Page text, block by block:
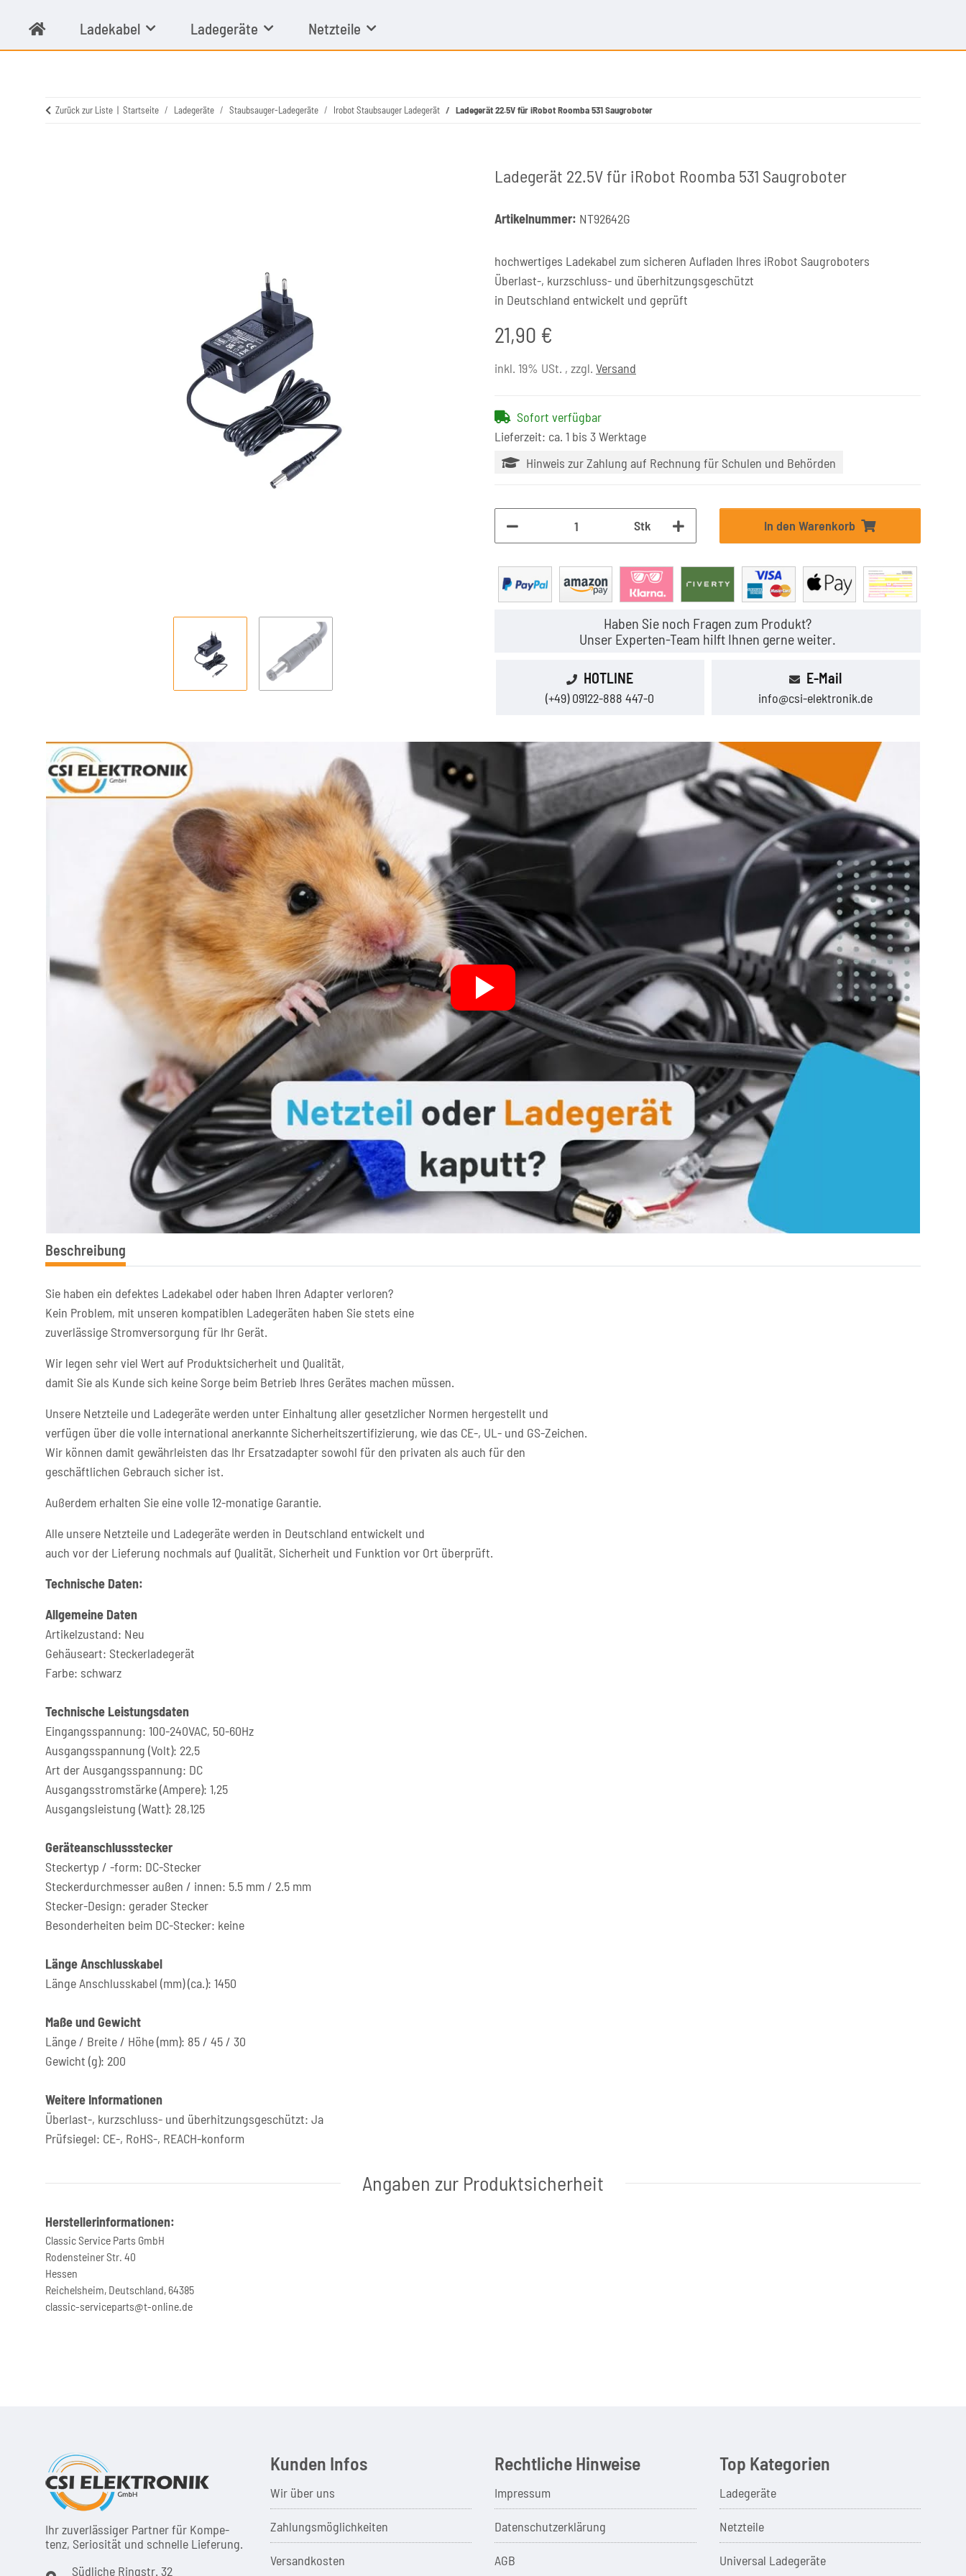
Ladekabel Ladegeräte Netzteile
Zurück zur Liste Startseite Ladegeräte Staubsauger-Ladegeräte Irobot Staubsauger Ladegerät Ladegerät 22.5V für iRobot Roomba 531 Saugroboter
Ladegerät 22.5V für iRobot Roomba 531 Saugroboter
Artikelnummer: NT92642G
hochwertiges Ladekabel zum sicheren Aufladen Ihres iRobot Saugroboters
Überlast-, kurzschluss- und überhitzungsgeschützt
in Deutschland entwickelt und geprüft
21,90 €
inkl. 19% USt. , zzgl. Versand
Sofort verfügbar
Lieferzeit: ca. 1 bis 3 Werktage
Hinweis zur Zahlung auf Rechnung für Schulen und Behörden
Stk In den Warenkorb
Haben Sie noch Fragen zum Produkt?
Unser Experten-Team hilft Ihnen gerne weiter.
HOTLINE
(+49) 09122-888 447-0
E-Mail
info@csi-elektronik.de
Beschreibung
Sie haben ein defektes Ladekabel oder haben Ihren Adapter verloren?
Kein Problem, mit unseren kompatiblen Ladegeräten haben Sie stets eine
zuverlässige Stromversorgung für Ihr Gerät.
Wir legen sehr viel Wert auf Produktsicherheit und Qualität,
damit Sie als Kunde sich keine Sorge beim Betrieb Ihres Gerätes machen müssen.
Unsere Netzteile und Ladegeräte werden unter Einhaltung aller gesetzlicher Normen hergestellt und
verfügen über die volle international anerkannte Sicherheitszertifizierung, wie das CE-, UL- und GS-Zeichen.
Wir können damit gewährleisten das Ihr Ersatzadapter sowohl für den privaten als auch für den
geschäftlichen Gebrauch sicher ist.
Außerdem erhalten Sie eine volle 12-monatige Garantie.
Alle unsere Netzteile und Ladegeräte werden in Deutschland entwickelt und
auch vor der Lieferung nochmals auf Qualität, Sicherheit und Funktion vor Ort überprüft.
Technische Daten:
Allgemeine Daten
Artikelzustand: Neu
Gehäuseart: Steckerladegerät
Farbe: schwarz
Technische Leistungsdaten
Eingangsspannung: 100-240VAC, 50-60Hz
Ausgangsspannung (Volt): 22,5
Art der Ausgangsspannung: DC
Ausgangsstromstärke (Ampere): 1,25
Ausgangsleistung (Watt): 28,125
Geräteanschlussstecker
Steckertyp / -form: DC-Stecker
Steckerdurchmesser außen / innen: 5.5 mm / 2.5 mm
Stecker-Design: gerader Stecker
Besonderheiten beim DC-Stecker: keine
Länge Anschlusskabel
Länge Anschlusskabel (mm) (ca.): 1450
Maße und Gewicht
Länge / Breite / Höhe (mm): 85 / 45 / 30
Gewicht (g): 200
Weitere Informationen
Überlast-, kurzschluss- und überhitzungsgeschützt: Ja
Prüfsiegel: CE-, RoHS-, REACH-konform
Angaben zur Produktsicherheit
Herstellerinformationen:
Classic Service Parts GmbH
Rodensteiner Str. 40
Hessen
Reichelsheim, Deutschland, 64385
classic-serviceparts@t-online.de
Ihr zuver­läs­siger Partner für Kom­pe­
tenz, Seri­osi­tät und schnel­le Lie­ferung.
Südliche Ringstr. 32
Kunden Infos
Wir über uns
Zahlungsmöglichkeiten
Versandkosten
Rechtliche Hinweise
Impressum
Datenschutzerklärung
AGB
Top Kategorien
Ladegeräte
Netzteile
Universal Ladegeräte